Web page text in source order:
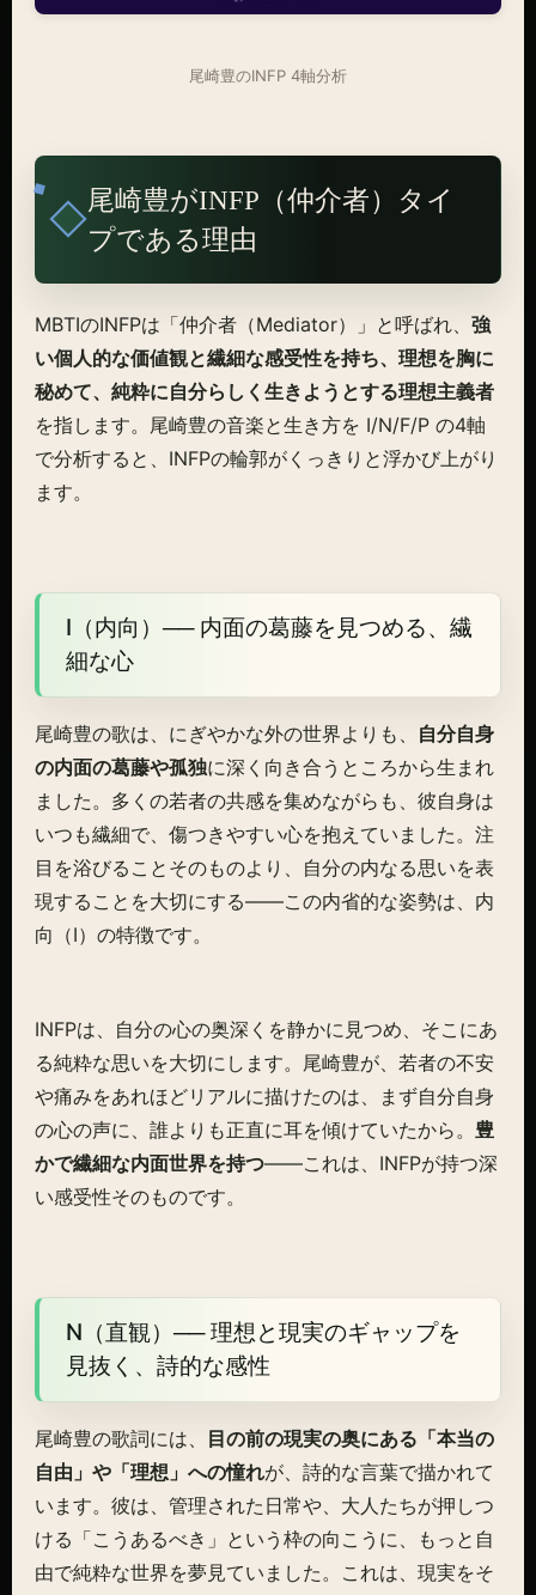
尾崎豊のINFP 4軸分析
尾崎豊がINFP（仲介者）タイ
プである理由
MBTIのINFPは「仲介者（Mediator）」と呼ばれ、 強
い個人的な価値観と繊細な感受性を持ち、理想を胸に
秘めて、純粋に自分らしく生きようとする理想主義者
を指します。尾崎豊の音楽と生き方を I/N/F/P の4軸
で分析すると、INFPの輪郭がくっきりと浮かび上がり
ます。
I（内向）── 内面の葛藤を見つめる、繊
細な心
尾崎豊の歌は、にぎやかな外の世界よりも、 自分自身
の内面の葛藤や孤独に深く向き合うところから生まれ
ました。多くの若者の共感を集めながらも、彼自身は
いつも繊細で、傷つきやすい心を抱えていました。注
目を浴びることそのものより、自分の内なる思いを表
現することを大切にする——この内省的な姿勢は、内
向（I）の特徴です。
INFPは、自分の心の奥深くを静かに見つめ、そこにあ
る純粋な思いを大切にします。尾崎豊が、若者の不安
や痛みをあれほどリアルに描けたのは、まず自分自身
の心の声に、誰よりも正直に耳を傾けていたから。 豊
かで繊細な内面世界を持つ——これは、INFPが持つ深
い感受性そのものです。
N（直観）── 理想と現実のギャップを
見抜く、詩的な感性
尾崎豊の歌詞には、 目の前の現実の奥にある「本当の
自由」や「理想」への憧れが、詩的な言葉で描かれて
います。彼は、管理された日常や、大人たちが押しつ
ける「こうあるべき」という枠の向こうに、もっと自
由で純粋な世界を夢見ていました。これは、現実をそ